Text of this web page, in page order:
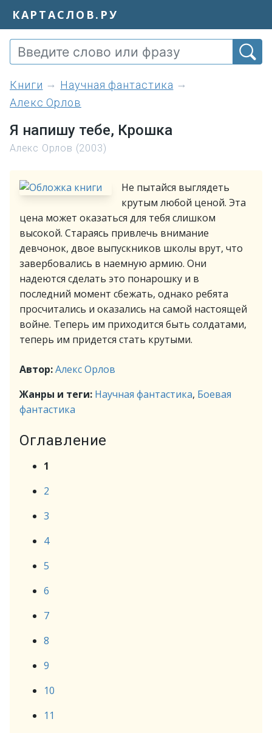
КАРТАСЛОВ.РУ
книги
Научная фантастика
Алекс Орлов
Я напишу тебе, Крошка
Алекс Орлов (2003)
Не пытайся выглядеть
крутым любой ценой. Эта
цена может оказаться для тебя слишком
высокой. Стараясь привлечь внимание
девчонок, двое выпускников школы врут, что
завербовались в наемную армию. Они
надеются сделать это понарошку и в
последний момент сбежать, однако ребята
просчитались и оказались на самой настоящей
войне. Теперь им приходится быть солдатами,
теперь им придется стать крутыми.
Автор:Алекс Орлов
Жанры и теги: Научная фантастика, Боевая
фантастика
Оглавление
1
2
3
4
5
6
7
8
9
10
11